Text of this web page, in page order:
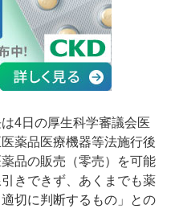
4日の厚生科学審議会医
薬品医療機器等法施行後
品の販売（零売）を可能
きできず、あくまでも薬
切に判断するもの」との